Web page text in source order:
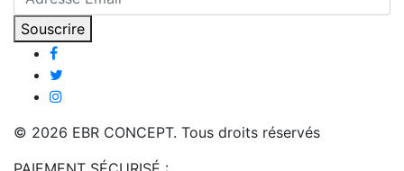
Souscrire
© 2026 EBR CONCEPT. Tous droits réservés